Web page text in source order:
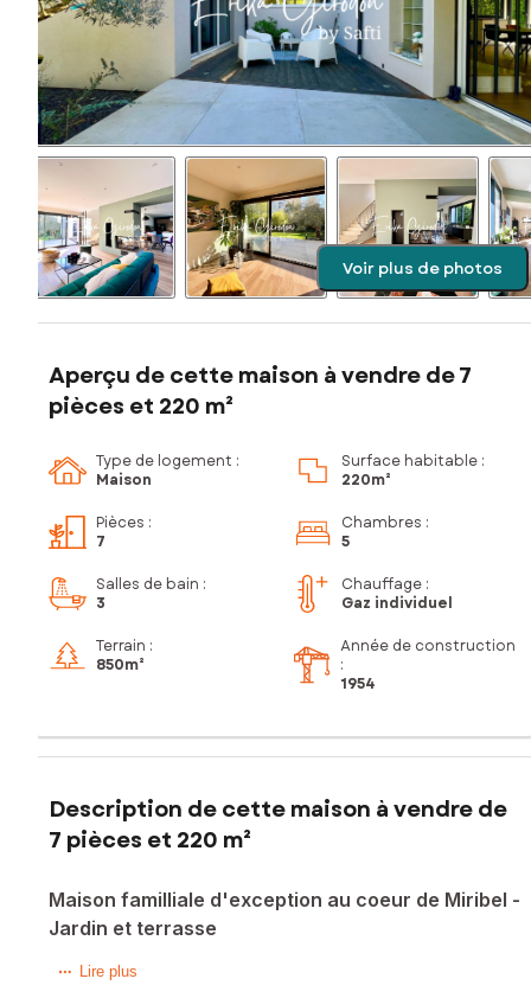
Voir plus de photos
Aperçu de cette maison à vendre de 7
pièces et 220 m²
Type de logement :
Maison
Surface habitable :
220m²
Pièces :
7
Chambres :
5
Salles de bain :
3
Chauffage :
Gaz individuel
Terrain :
850m²
Année de construction
:
1954
Description de cette maison à vendre de
7 pièces et 220 m²
Maison familliale d'exception au coeur de Miribel -
Jardin et terrasse
En exclusivité - Rare sur le secteur !
Lire plus